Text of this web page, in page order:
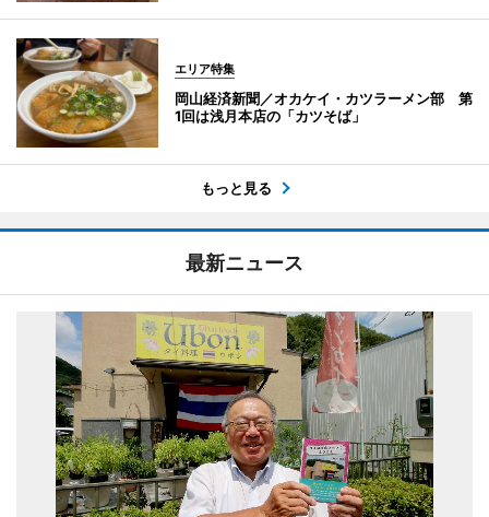
エリア特集
岡山経済新聞／オカケイ・カツラーメン部 第
1回は浅月本店の「カツそば」
もっと見る
最新ニュース